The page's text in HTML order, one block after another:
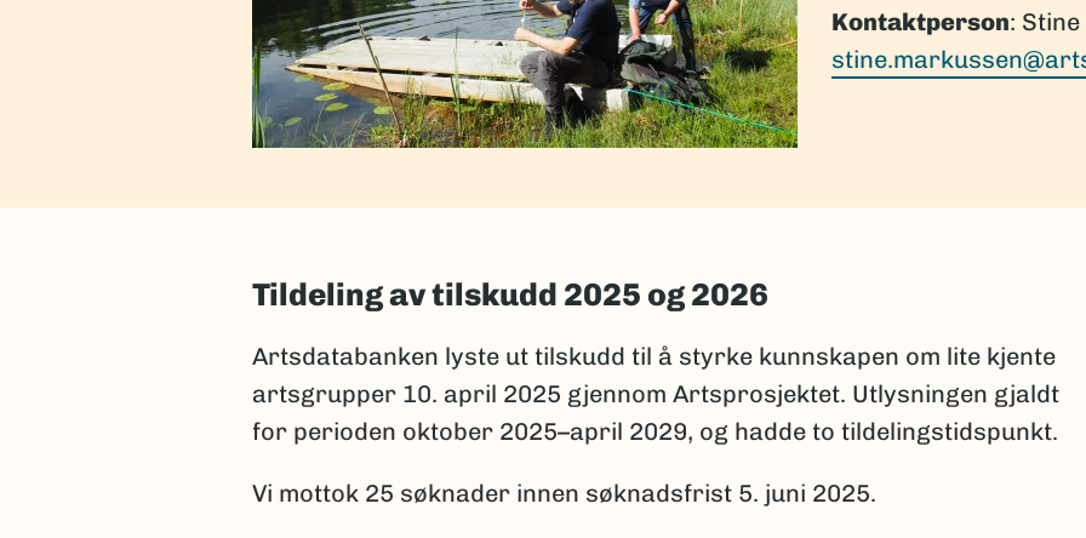
Kontaktperson:
Tildeling av tilskudd 2025 og 2026
Artsdatabanken lyste ut tilskudd til å styrke kunnskapen om lite kjente
artsgrupper 10. april 2025 gjennom Artsprosjektet. Utlysningen gjaldt
for perioden oktober 2025–april 2029, og hadde to tildelingstidspunkt.
Vi mottok 25 søknader innen søknadsfrist 5. juni 2025.